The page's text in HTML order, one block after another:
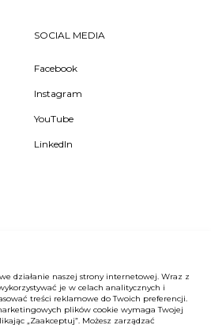
SOCIAL MEDIA
Facebook
Instagram
YouTube
LinkedIn
działanie naszej strony internetowej. Wraz z
je w celach analitycznych i
treści reklamowe do Twoich preferencji.
plików cookie wymaga Twojej
„Zaakceptuj”. Możesz zarządzać